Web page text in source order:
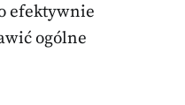
efektywnie
ogólne